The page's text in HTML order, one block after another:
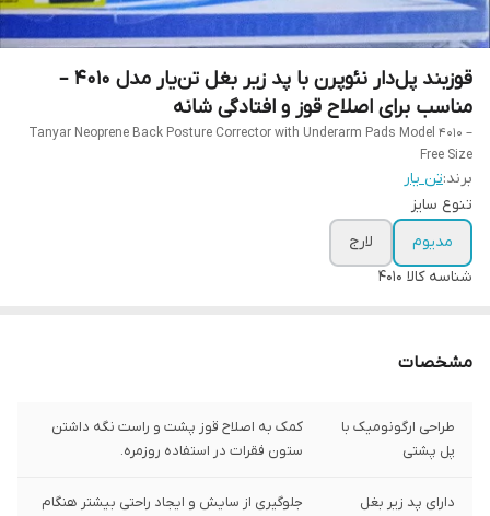
قوزبند پل‌دار نئوپرن با پد زیر بغل تن‌یار مدل 4010 –
مناسب برای اصلاح قوز و افتادگی شانه
Tanyar Neoprene Back Posture Corrector with Underarm Pads Model 4010 –
Free Size
برند:تن یار
تنوع سایز
مدیوم
لارج
شناسه کالا 4010
مشخصات
طراحی ارگونومیک با
پل پشتی
کمک به اصلاح قوز پشت و راست نگه داشتن
ستون فقرات در استفاده روزمره.
دارای پد زیر بغل
جلوگیری از سایش و ایجاد راحتی بیشتر هنگام